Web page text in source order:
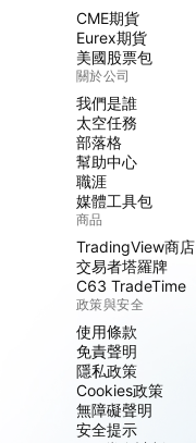
CME期貨
Eurex期貨
美國股票包
關於公司
我們是誰
太空任務
部落格
幫助中心
職涯
媒體工具包
商品
TradingView商店
交易者塔羅牌
C63 TradeTime
政策與安全
使用條款
免責聲明
隱私政策
Cookies政策
無障礙聲明
安全提示